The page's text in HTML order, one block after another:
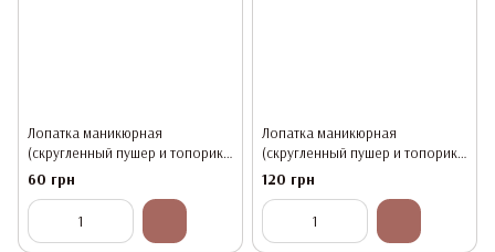
Лопатка маникюрная
(скругленный пушер и топорик)
KDS 01-4280, 105 мм
60 грн
Лопатка маникюрная
(скругленный пушер и топорик)
KDS 01-4282, 140 мм
120 грн